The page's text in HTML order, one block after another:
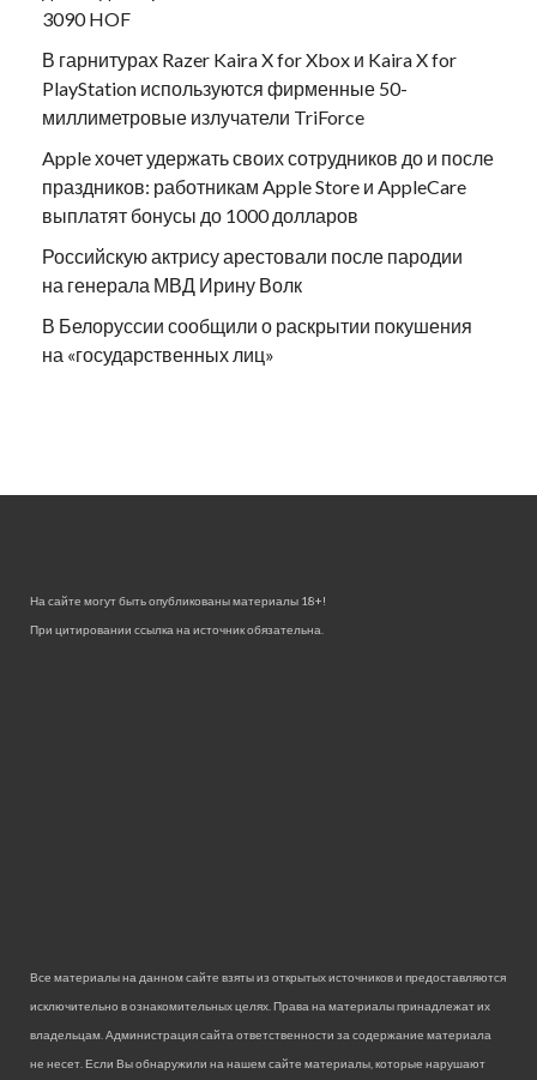
3090 HOF
В гарнитурах Razer Kaira X for Xbox и Kaira X for
PlayStation используются фирменные 50-
миллиметровые излучатели TriForce
Apple хочет удержать своих сотрудников до и после
праздников: работникам Apple Store и AppleCare
выплатят бонусы до 1000 долларов
Российскую актрису арестовали после пародии
на генерала МВД Ирину Волк
В Белоруссии сообщили о раскрытии покушения
на «государственных лиц»
На сайте могут быть опубликованы материалы 18+!
При цитировании ссылка на источник обязательна.
Все материалы на данном сайте взяты из открытых источников и предоставляются
исключительно в ознакомительных целях. Права на материалы принадлежат их
владельцам. Администрация сайта ответственности за содержание материала
не несет. Если Вы обнаружили на нашем сайте материалы, которые нарушают